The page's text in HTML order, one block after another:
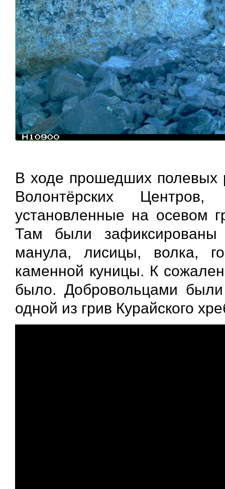
В ходе прошедших полевых
Волонтëрских
установленные на осевом
Там были зафиксированы
манула, лисицы, волка,
каменной куницы. К
было. Добровольцами
одной из грив Курайского